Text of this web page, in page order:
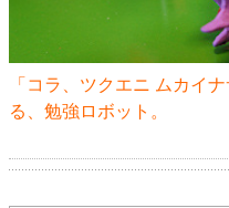
「コラ、ツクエニ ムカイ
る、勉強ロボット。